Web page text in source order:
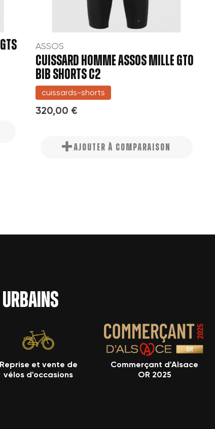
ASSOS
CUISSARD HOMME ASSOS MILLE GTO
BIB SHORTS C2
cuissards-shorts
320,00 €
AJOUTER À COMPARAISON
urbains
Reprise et vente de
vélos d'occasions
Commerçant d'Alsace
OR 2025